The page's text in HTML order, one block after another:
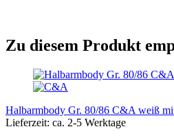
Zu diesem Produkt
Halbarmbody Gr. 80/86 C&A weiß
Lieferzeit: ca. 2-5 Werktage